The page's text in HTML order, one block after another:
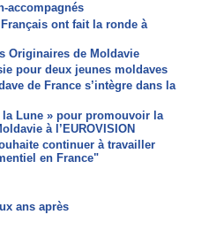
accompagnés
ont fait la ronde à
Originaires de Moldavie
pour deux jeunes moldaves
de France s’intègre dans la
Lune » pour promouvoir la
à l’EUROVISION
continuer à travailler
en France"
ans après